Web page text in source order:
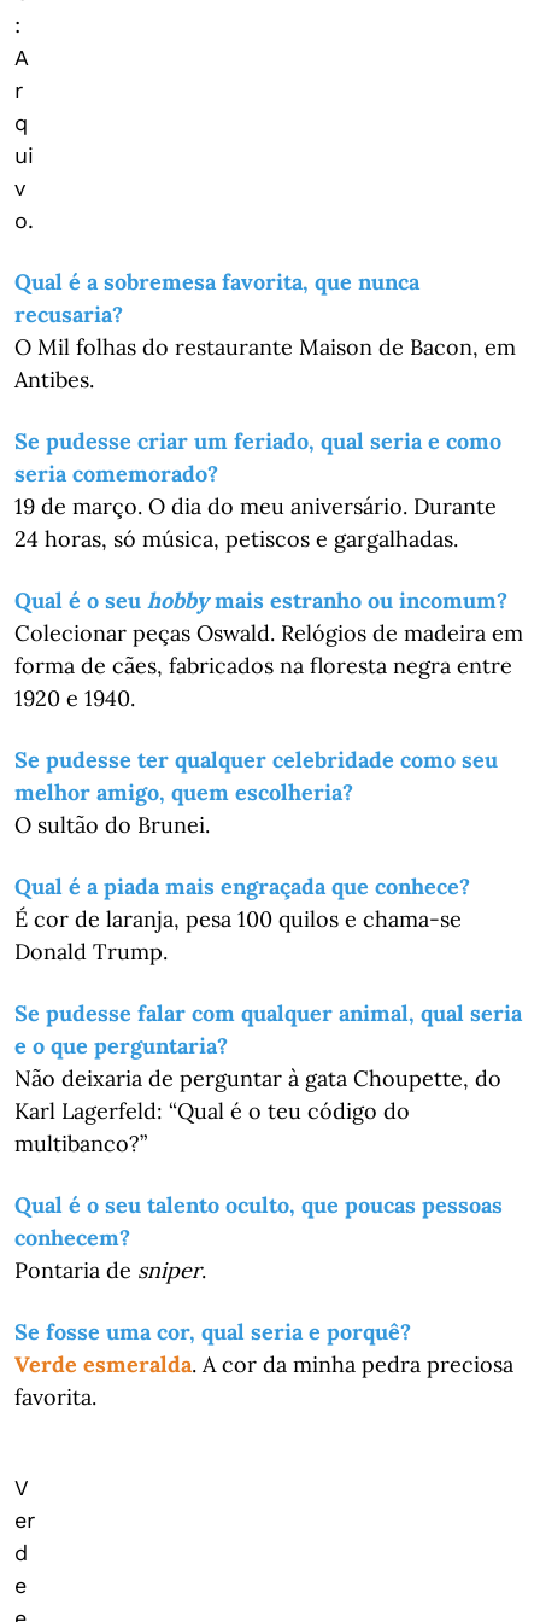
:
A
r
q
ui
v
o.
Qual é a sobremesa favorita, que nunca
recusaria?
O Mil folhas do restaurante Maison de Bacon, em
Antibes.
Se pudesse criar um feriado, qual seria e como
seria comemorado?
19 de março. O dia do meu aniversário. Durante
24 horas, só música, petiscos e gargalhadas.
Qual é o seu hobbymais estranho ou incomum?
Colecionar peças Oswald. Relógios de madeira em
forma de cães, fabricados na floresta negra entre
1920 e 1940.
Se pudesse ter qualquer celebridade como seu
melhor amigo, quem escolheria?
O sultão do Brunei.
Qual é a piada mais engraçada que conhece?
É cor de laranja, pesa 100 quilos e chama-se
Donald Trump.
Se pudesse falar com qualquer animal, qual seria
e o que perguntaria?
Não deixaria de perguntar à gata Choupette, do
Karl Lagerfeld: “Qual é o teu código do
multibanco?”
Qual é o seu talento oculto, que poucas pessoas
conhecem?
Pontaria de sniper.
Se fosse uma cor, qual seria e porquê?
Verde esmeralda. A cor da minha pedra preciosa
favorita.
V
er
d
e